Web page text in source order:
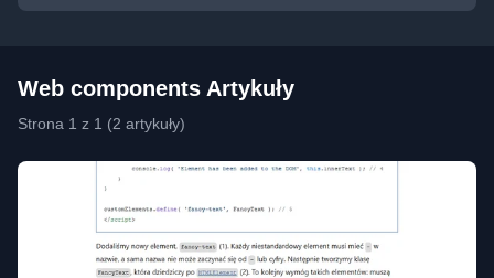
Web components Artykuły
Strona 1 z 1 (2 artykuły)